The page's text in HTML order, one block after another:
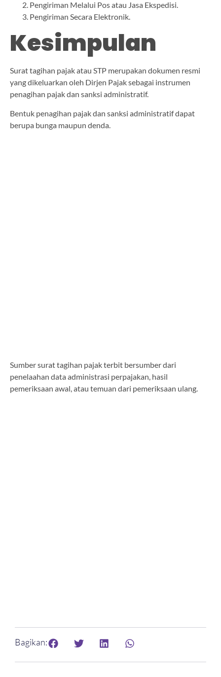
Pengiriman Melalui Pos atau Jasa Ekspedisi.
Pengiriman Secara Elektronik.
Kesimpulan
Surat tagihan pajak atau STP merupakan dokumen resmi
yang dikeluarkan oleh Dirjen Pajak sebagai instrumen
penagihan pajak dan sanksi administratif.
Bentuk penagihan pajak dan sanksi administratif dapat
berupa bunga maupun denda.
Sumber surat tagihan pajak terbit bersumber dari
penelaahan data administrasi perpajakan, hasil
pemeriksaan awal, atau temuan dari pemeriksaan ulang.
Bagikan: